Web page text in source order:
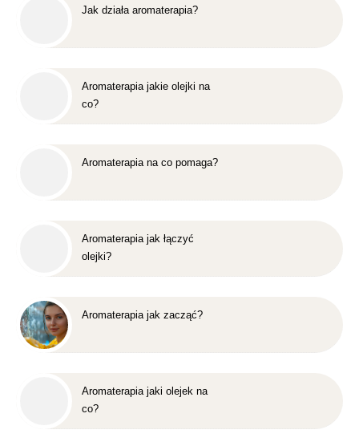
Jak działa aromaterapia?
Aromaterapia jakie olejki na
co?
Aromaterapia na co pomaga?
Aromaterapia jak łączyć
olejki?
Aromaterapia jak zacząć?
Aromaterapia jaki olejek na
co?